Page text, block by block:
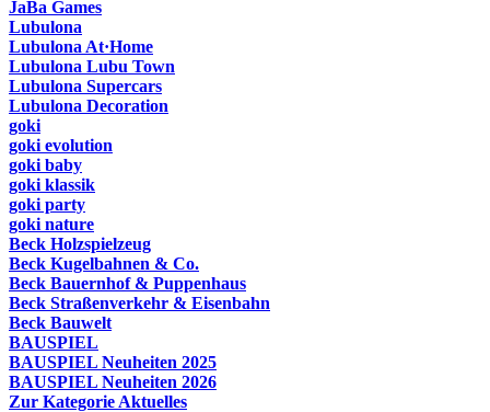
JaBa Games
Lubulona
Lubulona At·Home
Lubulona Lubu Town
Lubulona Supercars
Lubulona Decoration
goki
goki evolution
goki baby
goki klassik
goki party
goki nature
Beck Holzspielzeug
Beck Kugelbahnen & Co.
Beck Bauernhof & Puppenhaus
Beck Straßenverkehr & Eisenbahn
Beck Bauwelt
BAUSPIEL
BAUSPIEL Neuheiten 2025
BAUSPIEL Neuheiten 2026
Zur Kategorie Aktuelles